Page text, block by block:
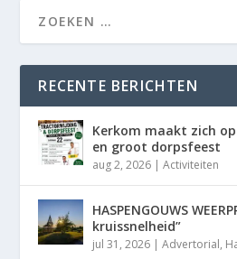
RECENTE BERICHTEN
Kerkom maakt zich
en groot dorpsfeest
aug 2, 2026 |Activiteiten
HASPENGOUWS
kruissnelheid”
jul 31, 2026 |Advertorial,